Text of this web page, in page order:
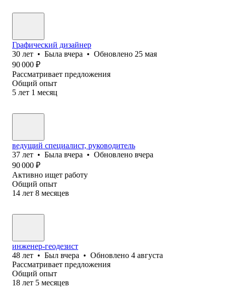
Графический дизайнер
30 лет • Была вчера • Обновлено 25 мая
90 000 ₽
Рассматривает предложения
Общий опыт
5 лет 1 месяц
ведущий специалист, руководитель
37 лет • Была вчера • Обновлено вчера
90 000 ₽
Активно ищет работу
Общий опыт
14 лет 8 месяцев
инженер-геодезист
48 лет • Был вчера • Обновлено 4 августа
Рассматривает предложения
Общий опыт
18 лет 5 месяцев